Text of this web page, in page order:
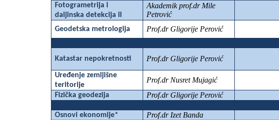
Fotogrametrija i
daljinska detekcija II
Akademik prof.dr Mile
Petrović
Geodetska metrologija Prof.dr Gligorije Perović
Katastar nepokretnosti Prof.dr Gligorije Perović
Uređenje zemljišne
teritorije
Prof.dr Nusret Mujagić
Fizička geodezija
Prof.dr Gligorije Perović
Osnovi ekonomije* Prof.dr Izet Banda